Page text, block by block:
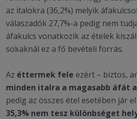
az italokra (36,2%) melyik
válaszadók 27,7%-a pedig nem
áfakulcs vonatkozik az ételek
sokaknál ez a fő bevételi forrás.
Az éttermek fele ezért – biztos,
minden italra a magasabb áfát
pedig az összes étel esetében jár
35,3% nem tesz különbséget